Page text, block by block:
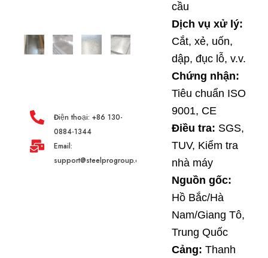
Điện thoại: +86 130-
0884-1344
Email:
support@steelprogroup.com
cầu
Dịch vụ xử lý:
Cắt, xẻ, uốn,
dập, đục lỗ, v.v.
Chứng nhận:
Tiêu chuẩn ISO
9001, CE
Điều tra: SGS,
TUV, Kiểm tra
nhà máy
Nguồn gốc:
Hồ Bắc/Hà
Nam/Giang Tô,
Trung Quốc
Cảng: Thanh